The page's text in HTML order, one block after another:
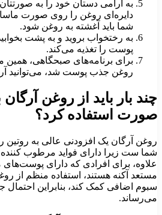
به آرامی دستان خود را به
دایره‌ای روغن را روی صورت
شما باید آغشته به روغن شود.
به رختخواب بروید و به پشت
پوست را تغذیه می‌کند.
برای برنامه‌های صبحگاهی، همین
روغن جذب پوست شد، می‌توانید
چند بار باید از روغن
صورت استفاده کرد؟
روغن آرگان یک افزودنی عالی به روتین
شما ست زیرا دارای فواید مرطوب
علاوه، برای افرادی که دارای
مستعد آکنه هستند، استفاده منظم از
سبوم اضافی کمک کند، بنابراین
می‌رساند.